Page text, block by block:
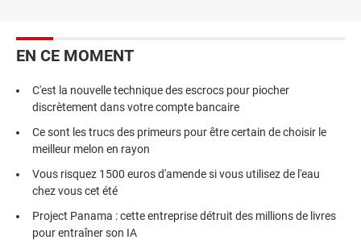
EN CE MOMENT
C'est la nouvelle technique des escrocs pour piocher
discrètement dans votre compte bancaire
Ce sont les trucs des primeurs pour être certain de choisir le
meilleur melon en rayon
Vous risquez 1500 euros d'amende si vous utilisez de l'eau
chez vous cet été
Project Panama : cette entreprise détruit des millions de livres
pour entraîner son IA